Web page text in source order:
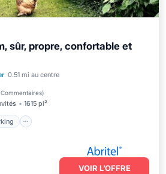
sûr, propre, confortable et
0.51 mi au centre
Commentaires)
1615 pi²
Parking
Cuisine
VOIR L’OFFRE